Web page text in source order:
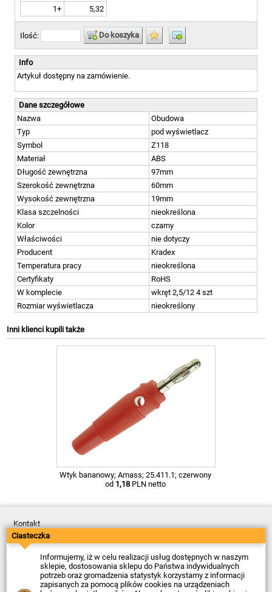
1+
5,32
Ilość: Do koszyka
Info
Artykuł dostępny na zamówienie.
Dane szczegółowe
Nazwa
Obudowa
Typ
pod wyświetlacz
Symbol
Z118
Materiał
ABS
Długość zewnętrzna
97mm
Szerokość zewnętrzna
60mm
Wysokość zewnętrzna
19mm
Klasa szczelności
nieokreślona
Kolor
czarny
Właściwości
nie dotyczy
Producent
Kradex
Temperatura pracy
nieokreślona
Certyfikaty
RoHS
W komplecie
wkręt 2,5/12 4 szt
Rozmiar wyświetlacza
nieokreślony
Inni klienci kupili także
Wtyk bananowy; Amass; 25.411.1; czerwony
od 1,18 PLN netto
Kontakt
Dostawa
Płatność
Zwroty
Reklamacje
Regulamin
Polityka Prywatności
O Firmie
Ciasteczka
Informujemy, iż w celu realizacji usług dostępnych w naszym
sklepie, dostosowania sklepu do Państwa indywidualnych
potrzeb oraz gromadzenia statystyk korzystamy z informacji
zapisanych za pomocą plików cookies na urządzeniach